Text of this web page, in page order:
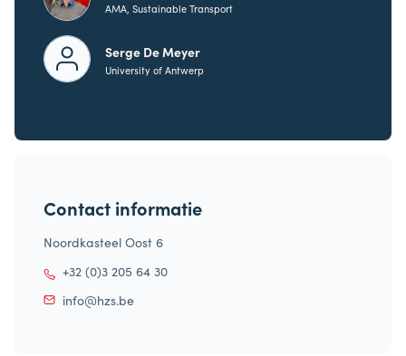
AMA, Sustainable Transport
Serge De Meyer
University of Antwerp
Contact informatie
Noordkasteel Oost 6
+32 (0)3 205 64 30
info@hzs.be